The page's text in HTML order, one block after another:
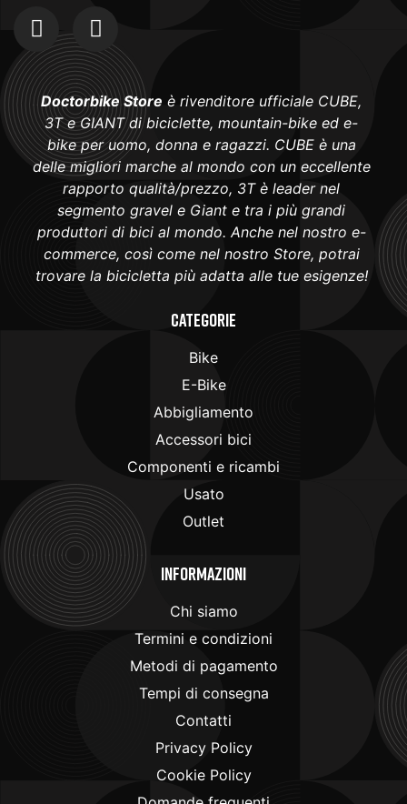
Doctorbike Store è rivenditore ufficiale CUBE,
3T e GIANT di biciclette, mountain-bike ed e-
bike per uomo, donna e ragazzi. CUBE è una
delle migliori marche al mondo con un eccellente
rapporto qualità/prezzo, 3T è leader nel
segmento gravel e Giant e tra i più grandi
produttori di bici al mondo. Anche nel nostro e-
commerce, così come nel nostro Store, potrai
trovare la bicicletta più adatta alle tue esigenze!
Categorie
Bike
E-Bike
Abbigliamento
Accessori bici
Componenti e ricambi
Usato
Outlet
Informazioni
Chi siamo
Termini e condizioni
Metodi di pagamento
Tempi di consegna
Contatti
Privacy Policy
Cookie Policy